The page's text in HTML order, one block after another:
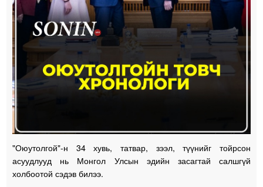
"Оюутолгой"-н 34 хувь, татвар, зээл, түүнийг тойрсон
асуудлууд нь Монгол Улсын эдийн засагтай салшгүй
холбоотой сэдэв билээ.